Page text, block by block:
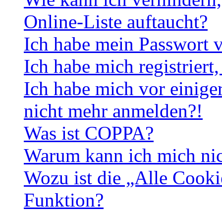
Online-Liste auftaucht?
Ich habe mein Passwort
Ich habe mich
Ich habe mich vor
nicht mehr anmelden?!
Was ist COPPA?
Warum kann ich mich
Wozu ist die „Alle
Funktion?